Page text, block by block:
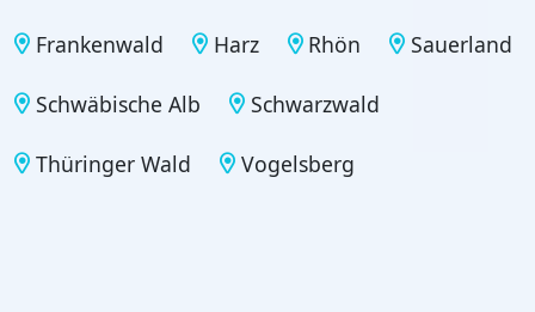
Frankenwald Harz Rhön Sauerland
Schwäbische Alb Schwarzwald
Thüringer Wald Vogelsberg